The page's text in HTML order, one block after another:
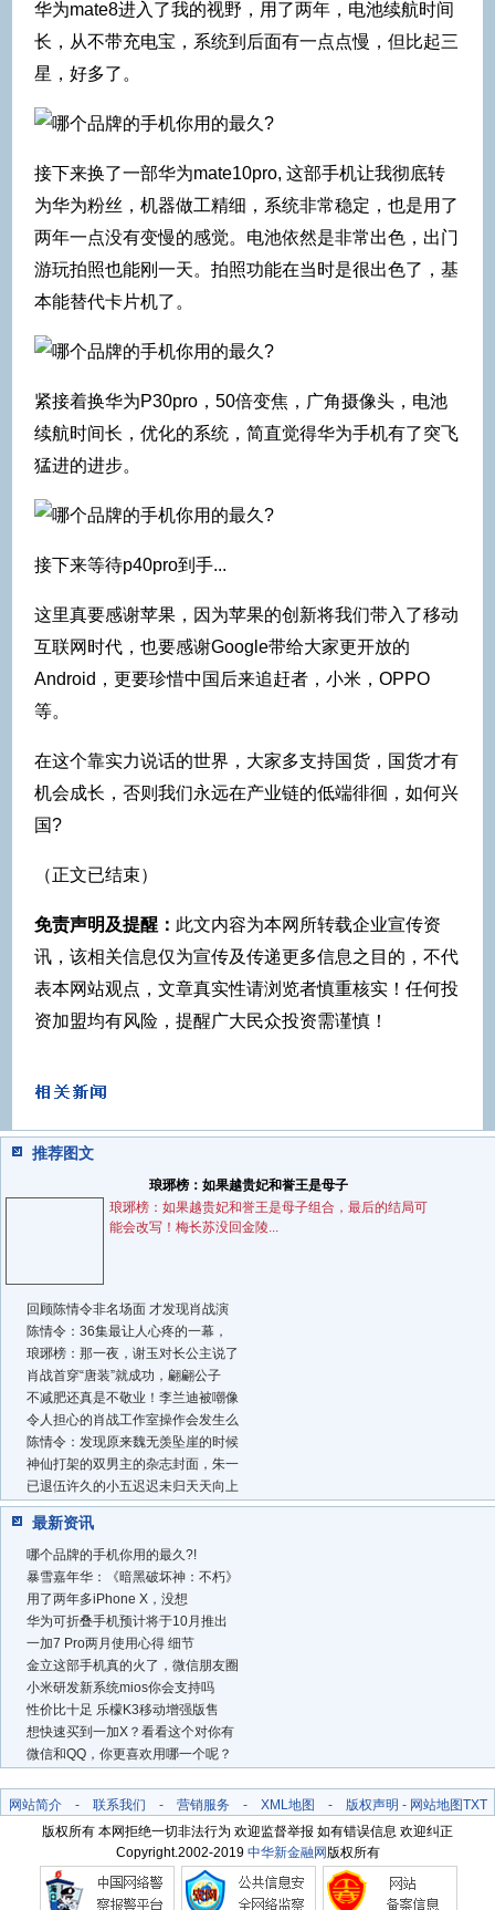
华为mate8进入了我的视野，用了两年，电池续航时间
长，从不带充电宝，系统到后面有一点点慢，但比起三
星，好多了。
接下来换了一部华为mate10pro, 这部手机让我彻底转
为华为粉丝，机器做工精细，系统非常稳定，也是用了
两年一点没有变慢的感觉。电池依然是非常出色，出门
游玩拍照也能刚一天。拍照功能在当时是很出色了，基
本能替代卡片机了。
紧接着换华为P30pro，50倍变焦，广角摄像头，电池
续航时间长，优化的系统，简直觉得华为手机有了突飞
猛进的进步。
接下来等待p40pro到手...
这里真要感谢苹果，因为苹果的创新将我们带入了移动
互联网时代，也要感谢Google带给大家更开放的
Android，更要珍惜中国后来追赶者，小米，OPPO
等。
在这个靠实力说话的世界，大家多支持国货，国货才有
机会成长，否则我们永远在产业链的低端徘徊，如何兴
国?
（正文已结束）
免责声明及提醒： 此文内容为本网所转载企业宣传资
讯，该相关信息仅为宣传及传递更多信息之目的，不代
表本网站观点，文章真实性请浏览者慎重核实！任何投
资加盟均有风险，提醒广大民众投资需谨慎！
推荐图文
琅琊榜：如果越贵妃和誉王是母子
琅琊榜：如果越贵妃和誉王是母子组合，最后的结局可
能会改写！梅长苏没回金陵...
回顾陈情令非名场面 才发现肖战演
陈情令：36集最让人心疼的一幕，
琅琊榜：那一夜，谢玉对长公主说了
肖战首穿“唐装”就成功，翩翩公子
不减肥还真是不敬业！李兰迪被嘲像
令人担心的肖战工作室操作会发生么
陈情令：发现原来魏无羡坠崖的时候
神仙打架的双男主的杂志封面，朱一
已退伍许久的小五迟迟未归天天向上
最新资讯
哪个品牌的手机你用的最久?!
暴雪嘉年华：《暗黑破坏神：不朽》
用了两年多iPhone X，没想
华为可折叠手机预计将于10月推出
一加7 Pro两月使用心得 细节
金立这部手机真的火了，微信朋友圈
小米研发新系统mios你会支持吗
性价比十足 乐檬K3移动增强版售
想快速买到一加X？看看这个对你有
微信和QQ，你更喜欢用哪一个呢？
网站简介- 联系我们 - 营销服务 - XML地图 - 版权声明 - 网站地图TXT
版权所有 本网拒绝一切非法行为 欢迎监督举报 如有错误信息 欢迎纠正
Copyright.2002-2019 中华新金融网版权所有